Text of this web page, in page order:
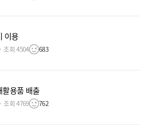
이용
조회 4504 683
용품 배출
조회 4769 762